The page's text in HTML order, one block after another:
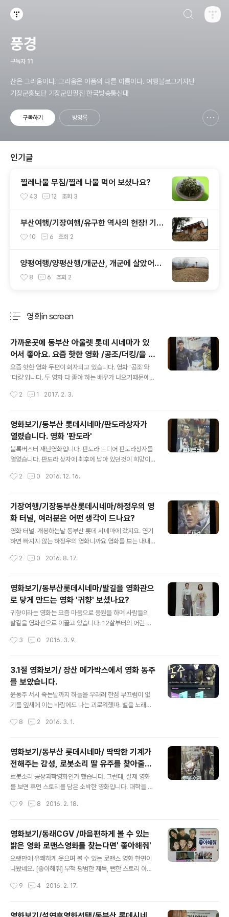
풍경
구독자 11
산은 그리움이다. 그리움은 아픔의 다른 이름이다. 여행블로그기자단
기장군홍보단 기장군민필진 한국방송통신대
구독하기 방명록
인기글
찔레나물 무침/찔레 나물 먹어 보셨나요?
43 12 조회 3
부산여행/기장여행/유구한 역사의 현장! 기장
읍성에 있는 기장 장관청이 복원되었습니다.
10 6 조회 2
양평여행/양평산행/개군산, 개군에 살았어도
몰랐던 개군산 산행
8 6 조회 2
영화in screen
가까운곳에 동부산 아울렛 롯데 시네마가 있
어서 좋아요. 요즘 핫한 영화 /공조/더킹/을 봤
지요.
요즘 핫한 영화 두편이 회자되고 있습니다. 영화 '공조'와
'더킹'입니다. 두 영화 다 좋아 하는 배우가 나오기때문에
(림철영역)과 그 누구라도 옆에 붙이면 잘 어울릴듯한 연기
1박2일에서 하차하고 인생 악역에 출연하는 반가운 김주
혁(차기성역)도 만날 수 있습니다. 소녀시대의 윤아가 푼수
끼 있는 허당 매력을 선보이는데, 연기돌로 거듭나고 있는
것 같아요. 더 특별하다면 남한측과 북한측이 공동의 특명
을 향해 같이 수사를 한다는 구조이겠지요. 그러나 서로의
않은 두 배우가의 죽 잘 맞는 케미를 확인해 볼 수 있습니
2 1 2017. 2. 3.
영화보기/동부산 롯데시네마/판도라상자가
열렸습니다. 영화 '판도라'
블록버스터 재난영화입니다. 판도라 드디어 판도라상자를
열었습니다. 판도라 상자에 최후에 남아 있던것이 희망이
하는 두려움이 생겼습니다. 영화에서 판도라는 특히나 경
한 영화입니다. 노후된 원자력발전소 노후호기는 점검중이
었는데, 새로운 소장이 부임하면서 점검도 안 끝났는데 가
동을 시작합니다. 새로 부임한 소장은 원자력 발전소의 메
뉴얼을 전혀 모르는 낙하산 인사였습니다. 그곳에서 지진
이 나면서 원자력 노후호기에 이상이 생깁니다. 원래 그곳
옵니다. 그는 원자력의 위험성을 잘 알고 있었기 때문에 노
2 0 2016. 12. 16.
기장여행/기장동부산롯데시네마/하정우의 영
화 터널, 여러분은 어떤 생각이 드나요?
영화 터널. 개봉하는날 동부산 롯데 시네마에 갔지요. 연기
하면 빠지지 않는 하정우의 영화니까요 영화를 보는 내내
번 생각해 보게 됩니다. 사건이 터지면 대대적으로 대처방
때마다 반복되는 느낌이었습니다. 영화 터널을 보면서 정
말 어이가 없더군요. 재난현장에 와서 정부관리가 인증샷
찍듯이 사진 찍는모습. 어디서 많이 보던 모습같다 하면서
쓴웃음이 났습니다. 설계도와도 전혀 다르게 시공된 터널,
시공된지 한달밖에 안된 터널이 무너져 무고한 시민이 갇
서 당연히 살아있지는 않을거라 그냥 제2터녈 공사를 재개
2 0 2016. 8. 17.
영화보기/동부산롯데시네마/발길을 영화관으
로 닿게 만드는 영화 '귀향' 보셨나요?
귀향이라는 영화는 요즘 마음으로 응원을 하며 사람들의
발길을 영화관으로 이끌고 있습니다. 12살부터의 어린 여
도 모른체 두려움을 가지고 도착한곳, 그곳은 일본군위안
아야 할 나이인데, 전쟁이란 참상은 사람을 사람답게 살수
없도록 오직 생존만을 목표로 만드는 공포의 시간입니다.
그것도 우리나라와는 전혀 상관없는 전장에 끌려가는 소녀
들 말입니다. 일제 강점기라 우리나라 말도 제대로 못하고
살던 암울한 시대에 각 지역에서 잡혀 동원된 소녀들은 전
의 비참함은 지금 몇분 생존해 계시는 위안부 할머니들의
3 0 2016. 3. 9.
3.1절 영화보기/ 장산 메가박스에서 영화 동주
를 보았습니다.
윤동주 서시 죽는날까지 하늘을 우러러 한점 부끄럼이 없
기를 잎새에 이는 바람에도 나는 괴로워했따. 별을 노래하
테 주어진 길을 걸어가야겠다. 오늘밤에도 별이 바람에 스
첩방은 남의 나라 시인이란 슬픈 천명인 줄 알면서도 한 줄
시를 적어 볼까 땀내와 사랑내 포근히 품긴 보내주신 학비
봉투를 받아 대학 노트를 끼고 늙은 교수으 강의 들으러 간
다 생각해 보면 어린 때 동무를 하나, 둘, 죄다 잃어버리고
나는 무얼 바라 나는 다만, 홀로 침전하는 것일까? 인생은
운 일이다 육첩방은 남의 나라 창밖에 밤비가 속살거리는
8 2 2016. 3. 1.
영화보기/동부산 롯데시네마/ 딱딱한 기계가
전해주는 감성, 로봇소리 딸 유주를 찾아줄것
만 같습니다.
로봇소리 공상과학영화인가 했습니다. 그런데, 실제 영화
를 보면 휴먼 스토리를 담은 소박한 영화입니다. 대학을 다
었겠지요. 굉장히 딸을 나무래며 차에서 내리게 한후, 그뒤
가출을 한것이라 여기겠지만 어디에서도 딸의 흔적을 볼
수 없습니다. 딸 유주를 찾아 10년동안 헤메는 아버지. 우
연히 로봇하나를 줍는데, 비밀리에 진행되던 도청위성로봇
이었습니다. 목소리만 들으면 그사람의 신상파악이 되는
로봇, 이 로봇이 딸을 찾아 줄것 같습니다. 소리로 파악한다
다. 극비였던 로봇의 정체가 나타날까봐 파괴해 버리려는
9 8 2016. 2. 18.
영화보기/동래CGV /마음편하게 볼 수 있는
밝은 영화 로맨스영화를 찾는다면' 좋아해줘'
오랫만에 유쾌하게 웃으며 볼 수 있는 로맨스 영화 한편이
나왔네요. [좋아해줘] 무척 평범한 제목, 뻔한 스토리 아니
면 후회 안하실것 같아요. 웃으면서 걱정없이 볼 수 있어서
9 4 2016. 2. 17.